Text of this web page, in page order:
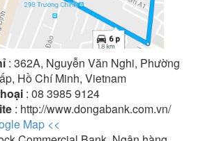
: 362A, Nguyễn Văn Nghi, Phường
Hồ Chí Minh, Vietnam
: 08 3985 9124
: http://www.dongabank.com.vn/
Map <<